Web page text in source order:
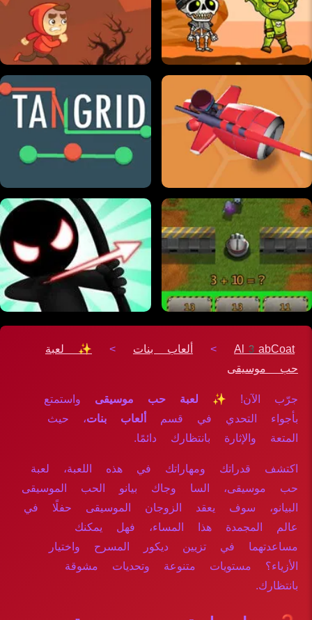
Al3abCoat
> ألعاب بنات >
✨ لعبة
حب موسيقى
جرّب الآن! ✨ لعبة حب موسيقى واستمتع
بأجواء التحدي في قسم
ألعاب بنات، حيث
المتعة والإثارة بانتظارك دائمًا.
اكتشف قدراتك ومهاراتك في هذه اللعبة، لعبة
حب موسيقى، السا وجاك بيانو الحب الموسيقى
البيانو، سوف يعقد الزوجان الموسيقى حفلًا في
عالم المجمدة هذا المساء، فهل يمكنك
مساعدتهما في تزيين ديكور المسرح واختيار
الأزياء؟ مستويات متنوعة وتحديات مشوقة
بانتظارك.